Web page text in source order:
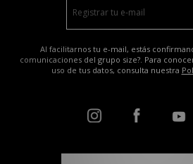
Al facilitarnos tu e-mail, estás
comunicaciones del grupo size?. Para
uso de tus datos, consulta nuestra